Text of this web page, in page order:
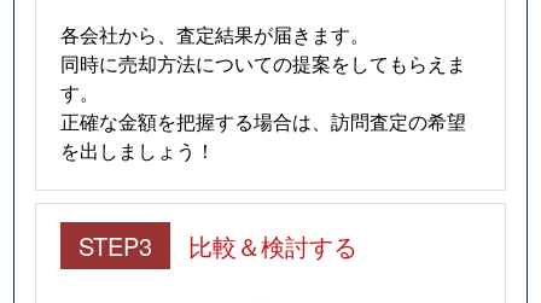
各会社から、査定結果が届きます。
同時に売却方法についての提案をしてもらえま
す。
正確な金額を把握する場合は、訪問査定の希望
を出しましょう！
STEP3 比較＆検討する